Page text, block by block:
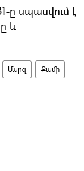
ը սպասվում է
և
Մարզ Քամի